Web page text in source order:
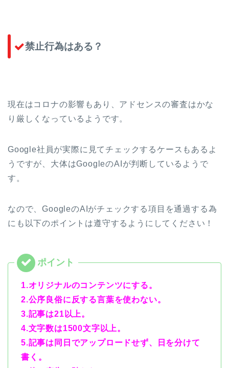
禁止行為はある？
現在はコロナの影響もあり、アドセンスの審査はかな
り厳しくなっているようです。
Google社員が実際に見てチェックするケースもあるよ
うですが、大体はGoogleのAIが判断しているようで
す。
なので、GoogleのAIがチェックする項目を通過する為
にも以下のポイントは遵守するようにしてください！
1.オリジナルのコンテンツにする。
2.公序良俗に反する言葉を使わない。
3.記事は21以上。
4.文字数は1500文字以上。
5.記事は同日でアップロードせず、日を分けて
書く。